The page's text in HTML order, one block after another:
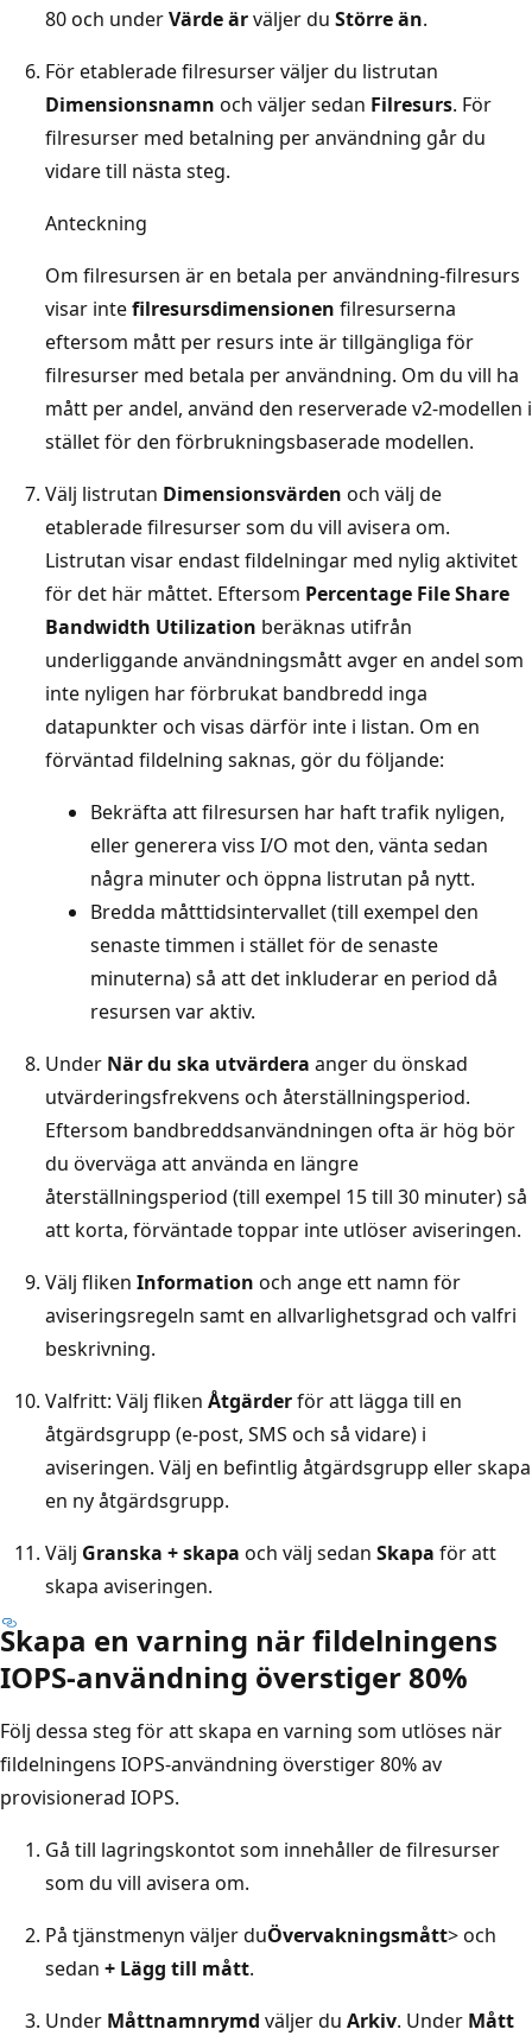
80 och underVärde ärväljer du Större än.
För etablerade filresurser väljer du listrutan
Dimensionsnamn och väljer sedan Filresurs. För
filresurser med betalning per användning går du
vidare till nästa steg.
Anteckning
Om filresursen är en betala per användning-filresurs
visar intefilresursdimensionen filresurserna
eftersom mått per resurs inte är tillgängliga för
filresurser med betala per användning. Om du vill ha
mått per andel, använd den reserverade v2-modellen i
stället för den förbrukningsbaserade modellen.
Välj listrutan Dimensionsvärden och välj de
etablerade filresurser som du vill avisera om.
Listrutan visar endast fildelningar med nylig aktivitet
för det här måttet. Eftersom Percentage File Share
Bandwidth Utilization beräknas utifrån
underliggande användningsmått avger en andel som
inte nyligen har förbrukat bandbredd inga
datapunkter och visas därför inte i listan. Om en
förväntad fildelning saknas, gör du följande:
Bekräfta att filresursen har haft trafik nyligen,
eller generera viss I/O mot den, vänta sedan
några minuter och öppna listrutan på nytt.
Bredda måtttidsintervallet (till exempel den
senaste timmen i stället för de senaste
minuterna) så att det inkluderar en period då
resursen var aktiv.
Under När du ska utvärdera anger du önskad
utvärderingsfrekvens och återställningsperiod.
Eftersom bandbreddsanvändningen ofta är hög bör
du överväga att använda en längre
återställningsperiod (till exempel 15 till 30 minuter) så
att korta, förväntade toppar inte utlöser aviseringen.
Välj fliken Information och ange ett namn för
aviseringsregeln samt en allvarlighetsgrad och valfri
beskrivning.
Valfritt: Välj fliken Åtgärderför att lägga till en
åtgärdsgrupp (e-post, SMS och så vidare) i
aviseringen. Välj en befintlig åtgärdsgrupp eller skapa
en ny åtgärdsgrupp.
Välj Granska + skapa och välj sedan Skapa för att
skapa aviseringen.
Skapa en varning när fildelningens
IOPS-användning överstiger 80%
Följ dessa steg för att skapa en varning som utlöses när
fildelningens IOPS-användning överstiger 80% av
provisionerad IOPS.
Gå till lagringskontot som innehåller de filresurser
som du vill avisera om.
På tjänstmenyn väljer duÖvervakningsmått>och
sedan + Lägg till mått.
Under Måttnamnrymd väljer du Arkiv. Under Mått